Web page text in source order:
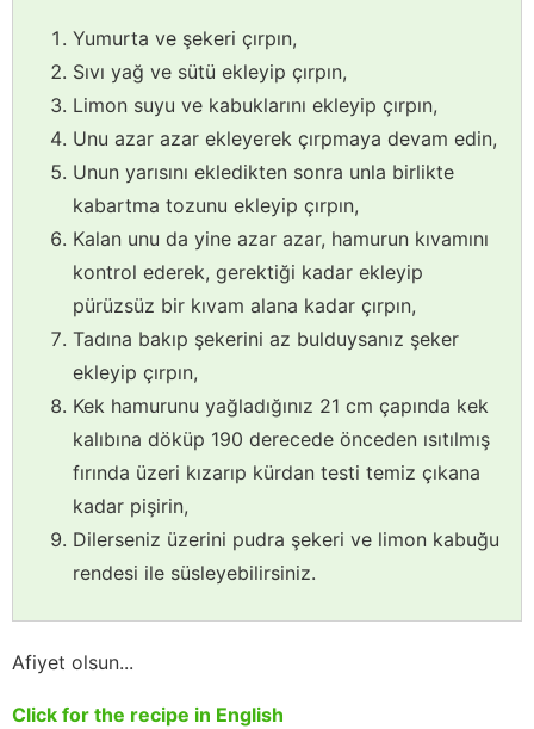
Yumurta ve şekeri çırpın,
Sıvı yağ ve sütü ekleyip çırpın,
Limon suyu ve kabuklarını ekleyip çırpın,
Unu azar azar ekleyerek çırpmaya devam edin,
Unun yarısını ekledikten sonra unla birlikte
kabartma tozunu ekleyip çırpın,
Kalan unu da yine azar azar, hamurun kıvamını
kontrol ederek, gerektiği kadar ekleyip
pürüzsüz bir kıvam alana kadar çırpın,
Tadına bakıp şekerini az bulduysanız şeker
ekleyip çırpın,
Kek hamurunu yağladığınız 21 cm çapında kek
kalıbına döküp 190 derecede önceden ısıtılmış
fırında üzeri kızarıp kürdan testi temiz çıkana
kadar pişirin,
Dilerseniz üzerini pudra şekeri ve limon kabuğu
rendesi ile süsleyebilirsiniz.
Afiyet olsun...
Click for the recipe in English